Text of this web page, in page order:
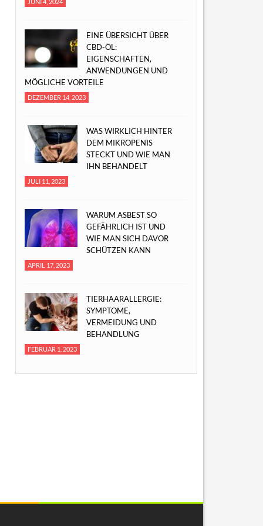
EINE ÜBERSICHT ÜBER
CBD-ÖL:
EIGENSCHAFTEN,
ANWENDUNGEN UND
MÖGLICHE VORTEILE
DEZEMBER 14, 2023
WAS WIRKLICH HINTER
DEM MIKROPENIS
STECKT UND WIE MAN
IHN BEHANDELT
JULI 11, 2023
WARUM ASBEST SO
GEFÄHRLICH IST UND
WIE MAN SICH DAVOR
SCHÜTZEN KANN
APRIL 17, 2023
TIERHAARALLERGIE:
SYMPTOME,
VERMEIDUNG UND
BEHANDLUNG
FEBRUAR 1, 2023